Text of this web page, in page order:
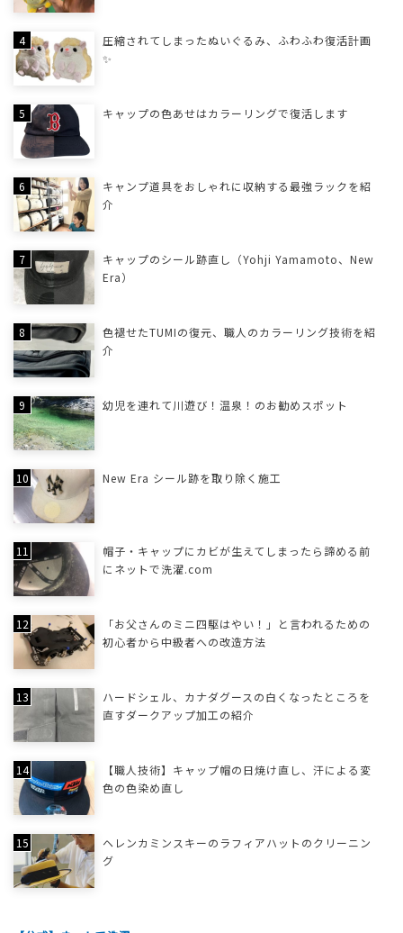
圧縮されてしまったぬいぐるみ、ふわふわ復活計画
✨
キャップの色あせはカラーリングで復活します
キャンプ道具をおしゃれに収納する最強ラックを紹
介
キャップのシール跡直し（Yohji Yamamoto、New
Era）
色褪せたTUMIの復元、職人のカラーリング技術を紹
介
幼児を連れて川遊び！温泉！のお勧めスポット
New Era シール跡を取り除く施工
帽子・キャップにカビが生えてしまったら諦める前
にネットで洗濯.com
「お父さんのミニ四駆はやい！」と言われるための
初心者から中級者への改造方法
ハードシェル、カナダグースの白くなったところを
直すダークアップ加工の紹介
【職人技術】キャップ帽の日焼け直し、汗による変
色の色染め直し
ヘレンカミンスキーのラフィアハットのクリーニン
グ